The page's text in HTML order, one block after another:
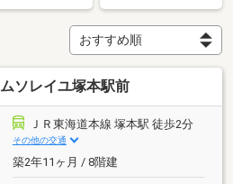
ソレイユ塚本駅前
ＪＲ東海道本線 塚本駅 徒歩2分
その他の交通
築2年11ヶ月 / 8階建